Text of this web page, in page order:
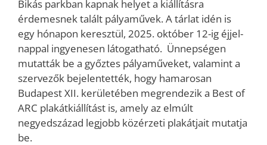
Bikás parkban kapnak helyet a kiállításra
érdemesnek talált pályaművek. A tárlat idén is
egy hónapon keresztül, 2025. október 12-ig éjjel-
nappal ingyenesen látogatható. Ünnepségen
mutatták be a győztes pályaműveket, valamint a
szervezők bejelentették, hogy hamarosan
Budapest XII. kerületében megrendezik a Best of
ARC plakátkiállítást is, amely az elmúlt
negyedszázad legjobb közérzeti plakátjait mutatja
be.